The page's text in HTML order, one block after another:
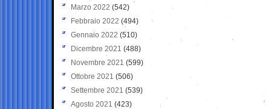
Marzo 2022 (542)
Febbraio 2022 (494)
Gennaio 2022 (510)
Dicembre 2021 (488)
Novembre 2021 (599)
Ottobre 2021 (506)
Settembre 2021 (539)
Agosto 2021 (423)